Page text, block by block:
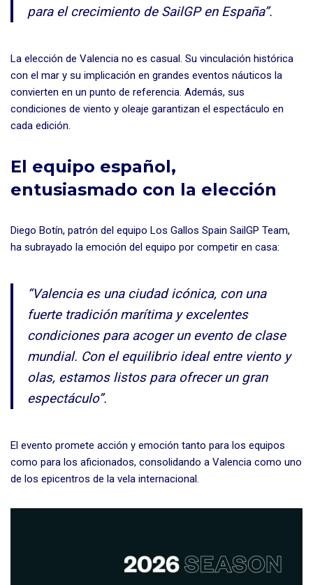
para el crecimiento de SailGP en España”.
La elección de Valencia no es casual. Su vinculación histórica
con el mar y su implicación en grandes eventos náuticos la
convierten en un punto de referencia. Además, sus
condiciones de viento y oleaje garantizan el espectáculo en
cada edición.
El equipo español,
entusiasmado con la elección
Diego Botín, patrón del equipo Los Gallos Spain SailGP Team,
ha subrayado la emoción del equipo por competir en casa:
“Valencia es una ciudad icónica, con una
fuerte tradición marítima y excelentes
condiciones para acoger un evento de clase
mundial. Con el equilibrio ideal entre viento y
olas, estamos listos para ofrecer un gran
espectáculo”.
El evento promete acción y emoción tanto para los equipos
como para los aficionados, consolidando a Valencia como uno
de los epicentros de la vela internacional.